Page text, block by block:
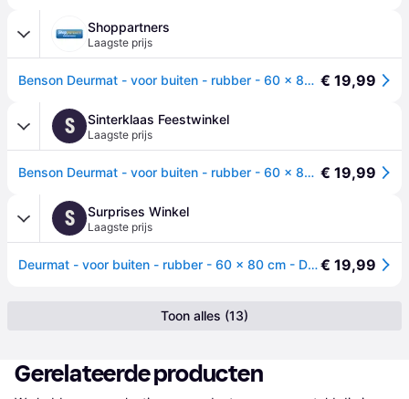
Shoppartners
Laagste prijs
Benson Deurmat - voor buiten - rubber - 60 x 80 cm - Droogloopmat € 19,99
S Sinterklaas Feestwinkel
Laagste prijs
Benson Deurmat - voor buiten - rubber - 60 x 80 cm - Droogloopmat € 19,99
S Surprises Winkel
Laagste prijs
Deurmat - voor buiten - rubber - 60 x 80 cm - Droogloopmat - schoonloopmat€ 19,99
Toon alles (13)
Gerelateerde producten